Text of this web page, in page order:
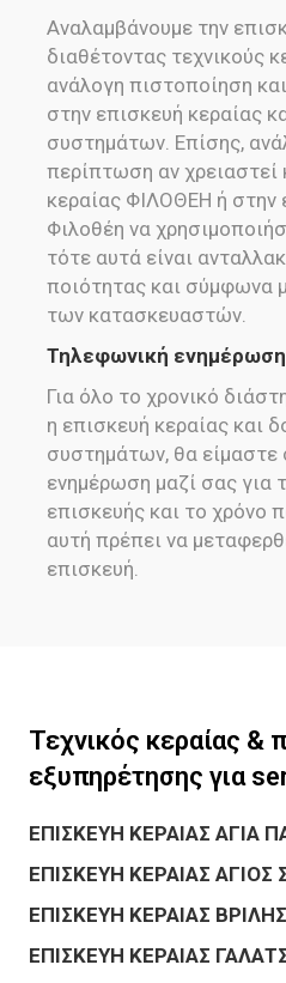
Αναλαμβάνουμε την
διαθέτοντας τεχνικούς
ανάλογη πιστοποίηση
στην επισκευή κεραίας
συστημάτων. Επίσης,
περίπτωση αν
κεραίας ΦΙΛΟΘΕΗ ή στην
Φιλοθέη να
τότε αυτά είναι
ποιότητας και σύμφωνα
των κατασκευαστών.
Τηλεφωνική ενημέρωση
Για όλο το χρονικό
η επισκευή κεραίας και
συστημάτων, θα είμαστε
ενημέρωση μαζί σας για
επισκευής και το χρόνο
αυτή πρέπει να
επισκευή.
Τεχνικός κεραίας &
εξυπηρέτησης για
ΕΠΙΣΚΕΥΗ ΚΕΡΑΙΑΣ ΑΓΙΑ
ΕΠΙΣΚΕΥΗ ΚΕΡΑΙΑΣ
ΕΠΙΣΚΕΥΗ ΚΕΡΑΙΑΣ
ΕΠΙΣΚΕΥΗ ΚΕΡΑΙΑΣ